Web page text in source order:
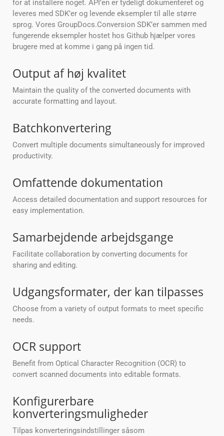
for at installere noget. API’en er tydeligt dokumenteret og
leveres med SDK’er og levende eksempler til alle større
sprog. Vores GroupDocs.Conversion SDK’er sammen med
fungerende eksempler hostet hos Github hjælper vores
brugere med at komme i gang på ingen tid.
Output af høj kvalitet
Maintain the quality of the converted documents with
accurate formatting and layout.
Batchkonvertering
Convert multiple documents simultaneously for improved
productivity.
Omfattende dokumentation
Access detailed documentation and support resources for
easy implementation.
Samarbejdende arbejdsgange
Facilitate collaboration by converting documents for
sharing and editing.
Udgangsformater, der kan tilpasses
Choose from a variety of output formats to meet specific
needs.
OCR support
Benefit from Optical Character Recognition (OCR) to
convert scanned documents into editable formats.
Konfigurerbare
konverteringsmuligheder
Tilpas konverteringsindstillinger såsom